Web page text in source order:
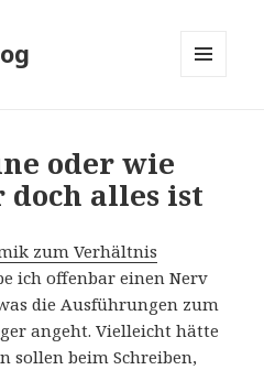
oder wie
doch alles ist
zum Verhältnis
ich offenbar einen Nerv
die Ausführungen zum
angeht. Vielleicht hätte
sollen beim Schreiben,